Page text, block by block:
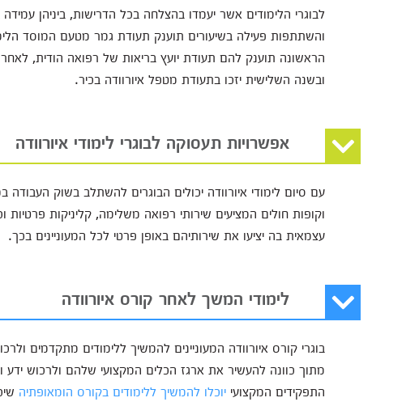
לבוגרי הלימודים אשר יעמדו בהצלחה בכל הדרישות, ביניהן
והשתתפות פעילה בשיעורים תוענק תעודת גמר מטעם המוסד
הראשונה תוענק להם תעודת יועץ בריאות של רפואה הודית,
ובשנה השלישית יזכו בתעודת מטפל איורוודה בכיר.
אפשרויות תעסוקה לבוגרי לימודי איורוודה
עם סיום לימודי איורוודה יכולים הבוגרים להשתלב בשוק
וקופות חולים המציעים שירותי רפואה משלימה, קליניקות
עצמאית בה יציעו את שירותיהם באופן פרטי לכל המעוניינים בכך.
לימודי המשך לאחר קורס איורוודה
בוגרי קורס איורוודה המעוניינים להמשיך ללימודים מתקדמים
מתוך כוונה להעשיר את ארגז הכלים המקצועי שלהם ולרכוש ידע
התפקידים המקצועי יוכלו להמשיך ללימודים בקורס הומאופתיה